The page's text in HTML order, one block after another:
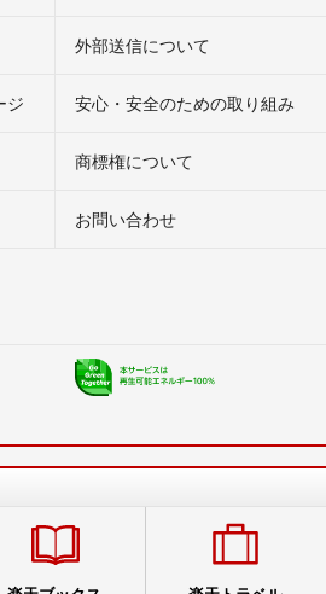
外部送信について
ジ 安心・安全のための取り組み
商標権について
お問い合わせ